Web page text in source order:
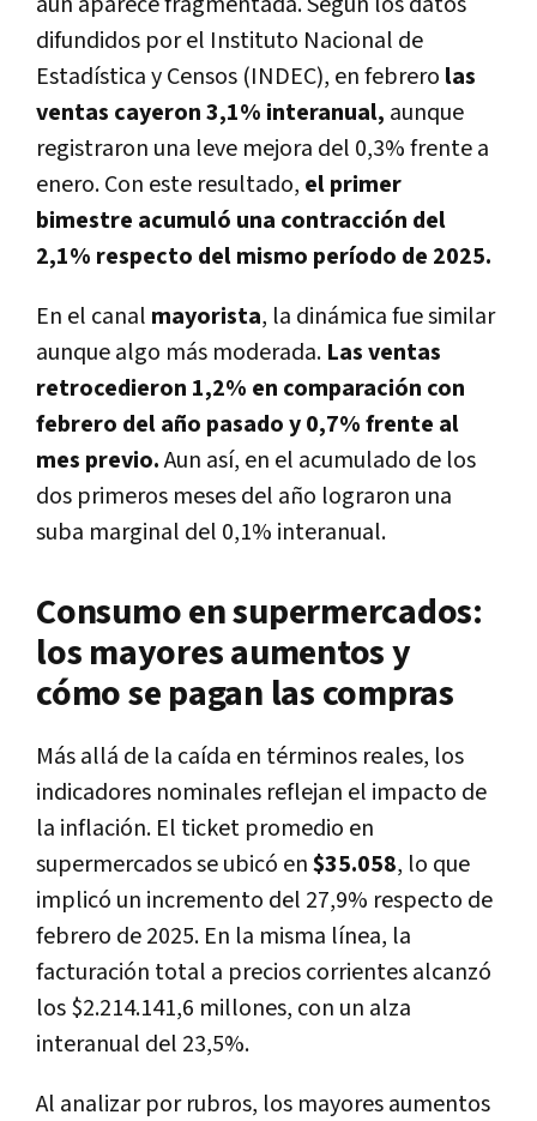
difundidos por el Instituto Nacional de
Estadística y Censos (INDEC), en febrero las
ventas cayeron 3,1% interanual, aunque
registraron una leve mejora del 0,3% frente a
enero. Con este resultado, el primer
bimestre acumuló una contracción del
2,1% respecto del mismo período de 2025.
En el canal mayorista, la dinámica fue similar
aunque algo más moderada. Las ventas
retrocedieron 1,2% en comparación con
febrero del año pasado y 0,7% frente al
mes previo.Aun así, en el acumulado de los
dos primeros meses del año lograron una
suba marginal del 0,1% interanual.
Consumo en supermercados:
los mayores aumentos y
cómo se pagan las compras
Más allá de la caída en términos reales, los
indicadores nominales reflejan el impacto de
la inflación. El ticket promedio en
supermercados se ubicó en$35.058, lo que
implicó un incremento del 27,9% respecto de
febrero de 2025. En la misma línea, la
facturación total a precios corrientes alcanzó
los $2.214.141,6 millones, con un alza
interanual del 23,5%.
Al analizar por rubros, los mayores aumentos